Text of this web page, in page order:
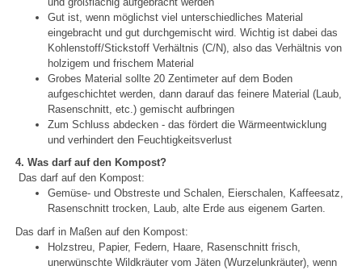
Gut ist, wenn möglichst viel unterschiedliches Material
eingebracht und gut durchgemischt wird. Wichtig ist dabei das
Kohlenstoff/Stickstoff Verhältnis (C/N), also das Verhältnis von
holzigem und frischem Material
Grobes Material sollte 20 Zentimeter auf dem Boden
aufgeschichtet werden, dann darauf das feinere Material (Laub,
Rasenschnitt, etc.) gemischt aufbringen
Zum Schluss abdecken - das fördert die Wärmeentwicklung
und verhindert den Feuchtigkeitsverlust
4. Was darf auf den Kompost?
Das darf auf den Kompost:
Gemüse- und Obstreste und Schalen, Eierschalen, Kaffeesatz,
Rasenschnitt trocken, Laub, alte Erde aus eigenem Garten.
Das darf in Maßen auf den Kompost:
Holzstreu, Papier, Federn, Haare, Rasenschnitt frisch,
unerwünschte Wildkräuter vom Jäten (Wurzelunkräuter), wenn